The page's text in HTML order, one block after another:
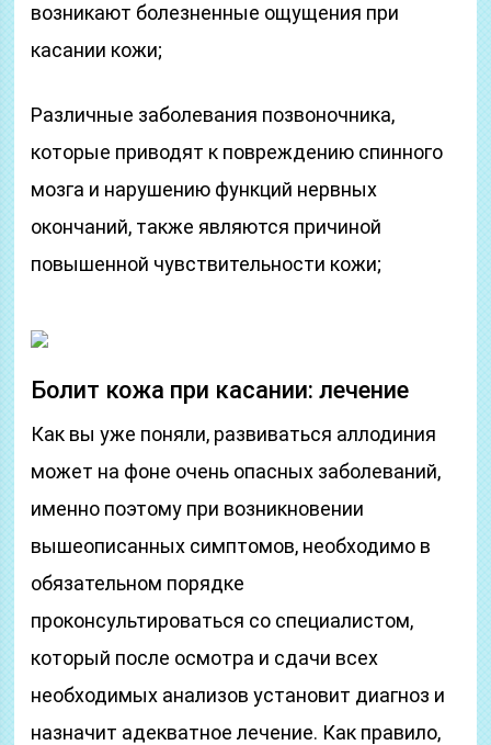
возникают болезненные ощущения при
касании кожи;
Различные заболевания позвоночника,
которые приводят к повреждению спинного
мозга и нарушению функций нервных
окончаний, также являются причиной
повышенной чувствительности кожи;
Болит кожа при касании: лечение
Как вы уже поняли, развиваться аллодиния
может на фоне очень опасных заболеваний,
именно поэтому при возникновении
вышеописанных симптомов, необходимо в
обязательном порядке
проконсультироваться со специалистом,
который после осмотра и сдачи всех
необходимых анализов установит диагноз и
назначит адекватное лечение. Как правило,